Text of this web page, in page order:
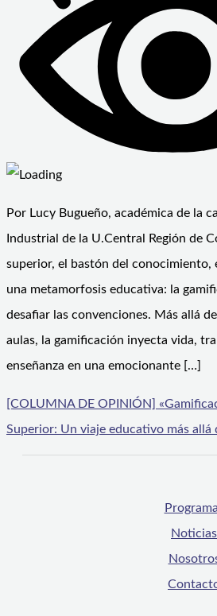
Por Lucy Bugueño, académica de la
Industrial de la U.Central Región de
superior, el bastón del conocimiento,
una metamorfosis educativa: la
desafiar las convenciones. Más allá
aulas, la gamificación inyecta vida,
enseñanza en una emocionante […]
[COLUMNA DE OPINIÓN]
Superior: Un viaje educativo más allá
Noticias